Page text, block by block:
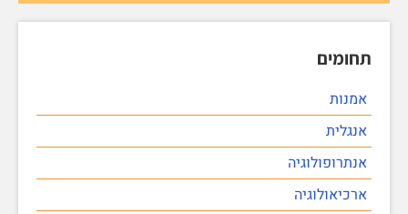
תחומים
אמנות
אנגלית
אנתרופולוגיה
ארכיאולוגיה